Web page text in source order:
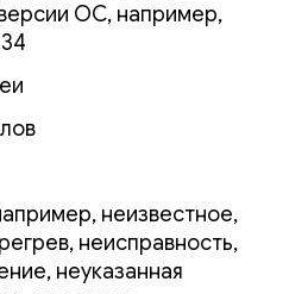
ОС, например,
неизвестное,
неисправность,
неуказанная